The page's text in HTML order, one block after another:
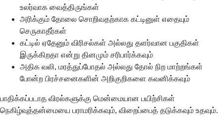
உலர்வாக வைத்திருங்கள்
அரிக்கும் தோலை சொறிவதற்காக கட்டினுள் எதையும்
செருகாதீர்கள்
கட்டில் ஏதேனும் விரிசல்கள் அல்லது தளர்வான பகுதிகள்
இருக்கிறதா என்று தினமும் சரிபார்க்கவும்
அதிக வலி, மரத்துப்போதல் அல்லது தோல் நிற மாற்றங்கள்
போன்ற பிரச்சனைகளின் அறிகுறிகளை கவனிக்கவும்
பாதிக்கப்படாத விரல்களுக்கு மென்மையான பயிற்சிகள்
நெகிழ்வுத்தன்மையை பராமரிக்கவும், விறைப்பைத் தடுக்கவும் உதவும்.